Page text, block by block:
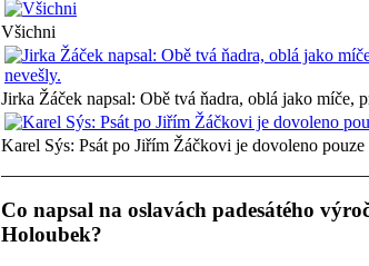
Všichni
Jirka Žáček napsal: Obě tvá ňadra, oblá jako míče,
Karel Sýs: Psát po Jiřím Žáčkovi je dovoleno
Co napsal na oslavách padesátého
Holoubek?